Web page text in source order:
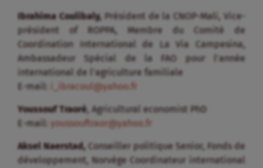
Ibrahima Coulibaly,Président de la CNOP-Mali, Vice-
président of ROPPA, Membre du Comité de
Coordination International de La Via Campesina,
Ambassadeur Spécial de la FAO pour l’année
international de l’agriculture familiale
E-mail:
i_ibracoul@yahoo.fr
Youssouf Traoré, Agricultural economist PhD
E-mail: youssouftraor@yahoo.fr
Aksel Naerstad, Conseiller politique Senior, Fonds de
développement, Norvège Coordinateur international